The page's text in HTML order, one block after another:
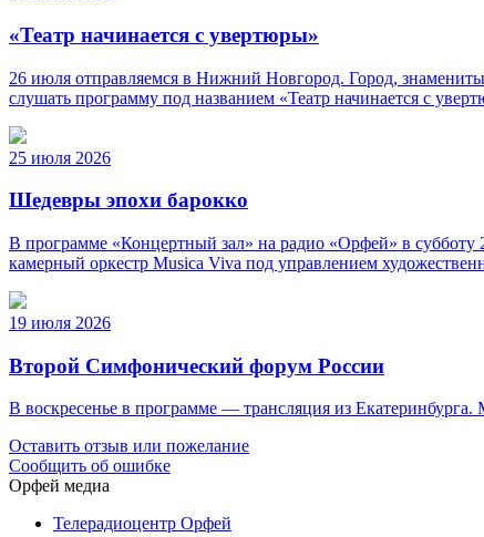
«Театр начинается с увертюры»
26 июля отправляемся в Нижний Новгород. Город,
слушать программу под названием «Театр начинается с
25 июля 2026
Шедевры эпохи барокко
В программе «Концертный зал» на радио «Орфей» в
камерный оркестр Musica Viva под управлением
19 июля 2026
Второй Симфонический форум России
В воскресенье в программе — трансляция из
Оставить отзыв или пожелание
Сообщить об ошибке
Орфей медиа
Телерадиоцентр Орфей